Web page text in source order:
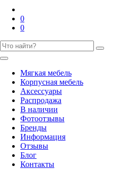
0
0
Мягкая мебель
Корпусная мебель
Аксессуары
Распродажа
В наличии
Фотоотзывы
Бренды
Информация
Отзывы
Блог
Контакты